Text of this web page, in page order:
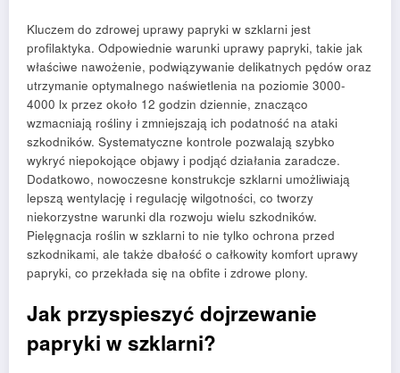
Kluczem do zdrowej uprawy papryki w szklarni jest
profilaktyka. Odpowiednie warunki uprawy papryki, takie jak
właściwe nawożenie, podwiązywanie delikatnych pędów oraz
utrzymanie optymalnego naświetlenia na poziomie 3000-
4000 lx przez około 12 godzin dziennie, znacząco
wzmacniają rośliny i zmniejszają ich podatność na ataki
szkodników. Systematyczne kontrole pozwalają szybko
wykryć niepokojące objawy i podjąć działania zaradcze.
Dodatkowo, nowoczesne konstrukcje szklarni umożliwiają
lepszą wentylację i regulację wilgotności, co tworzy
niekorzystne warunki dla rozwoju wielu szkodników.
Pielęgnacja roślin w szklarni to nie tylko ochrona przed
szkodnikami, ale także dbałość o całkowity komfort uprawy
papryki, co przekłada się na obfite i zdrowe plony.
Jak przyspieszyć dojrzewanie
papryki w szklarni?